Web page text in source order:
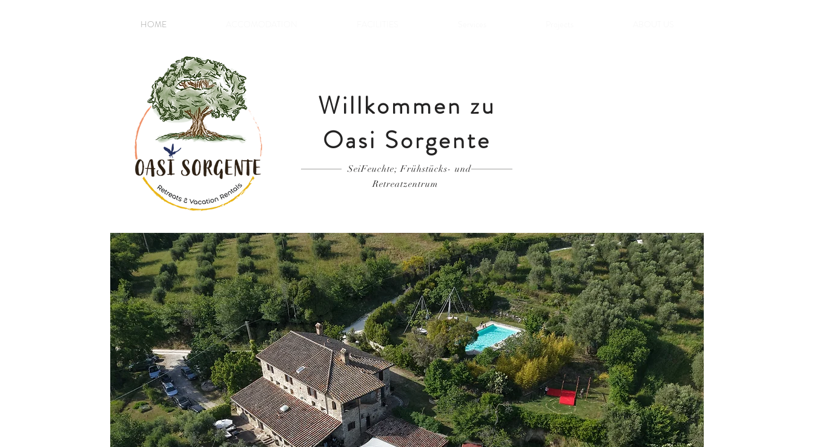
HOME
Willkommen zu
Oasi Sorgente
SeiFeuchte; Frühstücks- und
Retreatzentrum